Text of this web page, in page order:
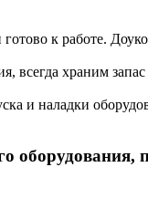
к работе.
всегда храним
и наладки
оборудования,